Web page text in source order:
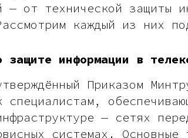
— от технической защиты
каждый из них
информации в
Приказом
специалистам,
— сетях
системах. Основные